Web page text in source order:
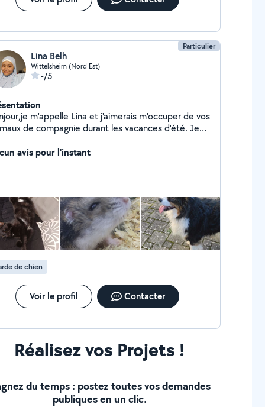
Particulier
Lina Belh
Wittelsheim (Nord Est)
-/5
m'appelle Lina et j'aimerais m'occuper de vos
de compagnie durant les vacances d'été. Je
et mon soin à vos petits amours :) N'hésitez pas
avis pour l'instant
de chien
Voir le profil Contacter
Réalisez vos Projets !
du temps : postez toutes vos demandes
publiques en un clic.